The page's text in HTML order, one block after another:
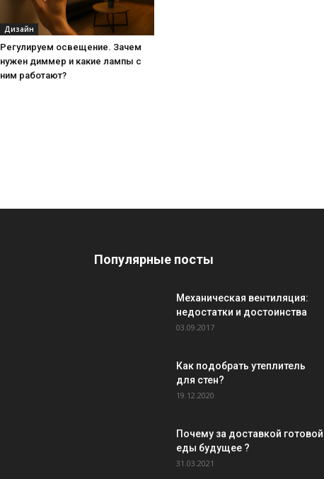
Дизайн
Регулируем освещение. Зачем
нужен диммер и какие лампы с
ним работают?
Популярные посты
Механическая вентиляция:
недостатки и достоинства
03.09.2017
Как подобрать утеплитель
для стен?
19.12.2020
Почему за доставкой готовой
еды будущее ?
31.03.2021